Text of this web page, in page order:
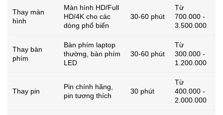
Thay màn
hình
Màn hình HD/Full
HD/4K cho các
dòng phổ biến
30-60 phút
Từ
700.000 -
3.500.000
Thay bàn
phím
Bàn phím laptop
thường, bàn phím
LED
30-60 phút
Từ
300.000 -
1.200.000
Thay pin
Pin chính hãng,
pin tương thích
30 phút
Từ
400.000 -
2.000.000